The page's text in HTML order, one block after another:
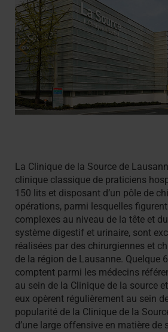
La Clinique de la Source de
clinique classique de praticiens
150 lits et disposant d’un pôle de
opérations, parmi lesquelles
complexes au niveau de la tête et
système digestif et urinaire, sont
réalisées par des chirurgiennes et
de la région de Lausanne. Quelque
comptent parmi les médecins
au sein de la Clinique de la source
eux opèrent régulièrement au sein
popularité de la Clinique de la
d’une large offensive en matière de